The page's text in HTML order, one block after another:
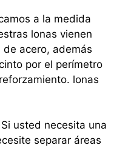
a la medida
lonas vienen
acero, además
por el perímetro
lonas
Si usted necesita una
separar áreas